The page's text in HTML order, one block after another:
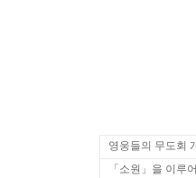
영웅들의 무도회
「소원」을 이루